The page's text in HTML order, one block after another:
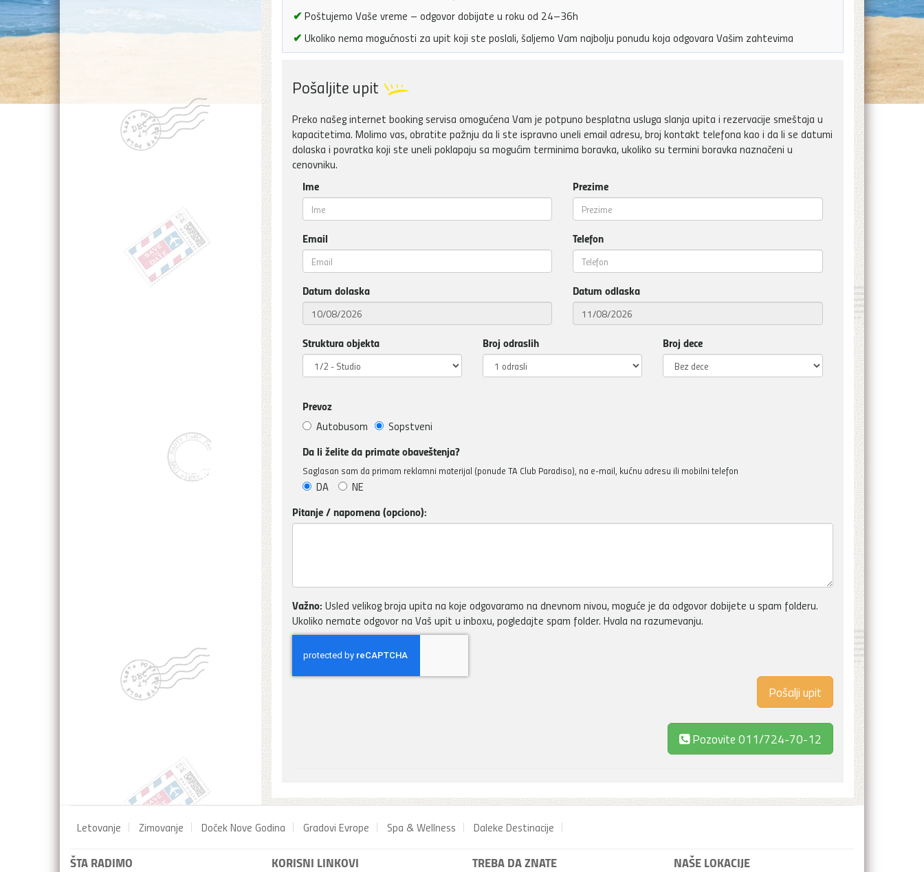
✔ Poštujemo Vaše vreme – odgovor dobijate u roku od 24–36h
✔ Ukoliko nema mogućnosti za upit koji ste poslali, šaljemo Vam najbolju ponudu koja odgovara Vašim zahtevima
Pošaljite upit
Preko našeg internet booking servisa omogućena Vam je potpuno besplatna usluga slanja upita i rezervacije smeštaja u
kapacitetima. Molimo vas, obratite pažnju da li ste ispravno uneli email adresu, broj kontakt telefona kao i da li se datumi
dolaska i povratka koji ste uneli poklapaju sa mogućim terminima boravka, ukoliko su termini boravka naznačeni u
cenovniku.
Ime Prezime
Email Telefon
Datum dolaska Datum odlaska
Struktura objekta Broj odraslih Broj dece
Prevoz
Autobusom Sopstveni
Da li želite da primate obaveštenja?
Saglasan sam da primam reklamni materijal (ponude TA Club Paradiso), na e-mail, kućnu adresu ili mobilni telefon
DA NE
Pitanje / napomena (opciono):
Važno: Usled velikog broja upita na koje odgovaramo na dnevnom nivou, moguće je da odgovor dobijete u spam folderu.
Ukoliko nemate odgovor na Vaš upit u inboxu, pogledajte spam folder. Hvala na razumevanju.
Pozovite 011/724-70-12
Letovanje Zimovanje Doček Nove Godina Gradovi Evrope Spa & Wellness Daleke Destinacije
ŠTA RADIMO KORISNI LINKOVI TREBA DA ZNATE NAŠE LOKACIJE